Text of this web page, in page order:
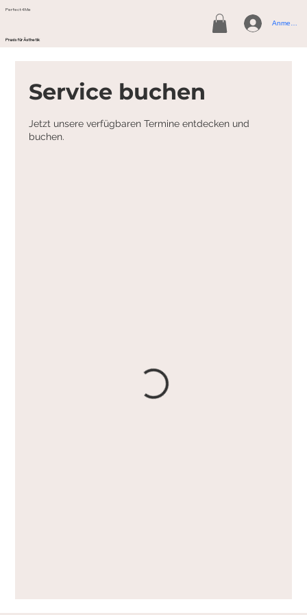
Perfect4Me
Praxis für Ästhetik
Anmelden
Service buchen
Jetzt unsere verfügbaren Termine entdecken und
buchen.